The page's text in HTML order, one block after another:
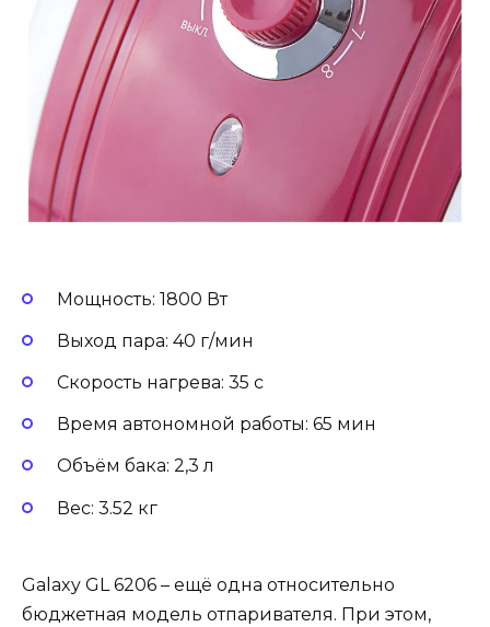
Мощность: 1800 Вт
Выход пара: 40 г/мин
Скорость нагрева: 35 с
Время автономной работы: 65 мин
Объём бака: 2,3 л
Вес: 3.52 кг
Galaxy GL 6206 – ещё одна относительно
бюджетная модель отпаривателя. При этом,